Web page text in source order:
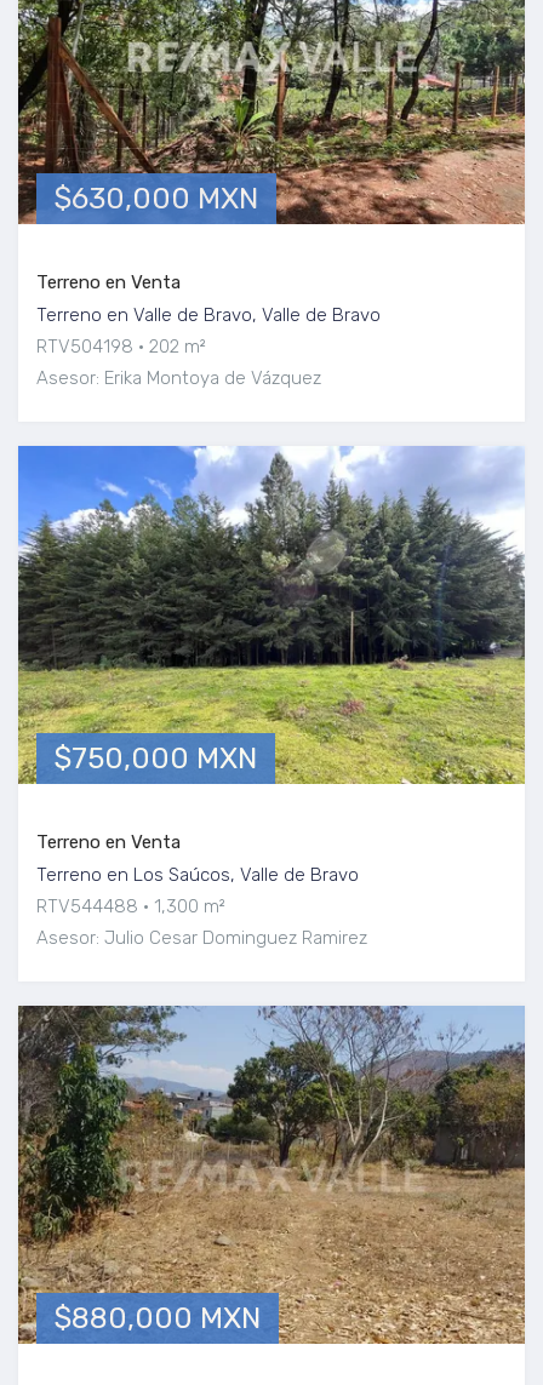
$630,000 MXN
Terreno en Venta
Terreno en Valle de Bravo, Valle de Bravo
RTV504198
202 m²
Asesor: Erika Montoya de Vázquez
$750,000 MXN
Terreno en Venta
Terreno en Los Saúcos, Valle de Bravo
RTV544488
1,300 m²
Asesor: Julio Cesar Dominguez Ramirez
$880,000 MXN